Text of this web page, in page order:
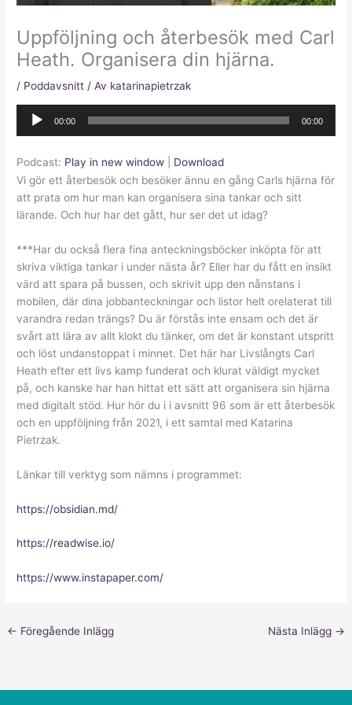
Uppföljning och återbesök med Carl
Heath. Organisera din hjärna.
/ Poddavsnitt / Av katarinapietrzak
Ljudspelare
00:00 00:00
Podcast: Play in new window
Download
Vi gör ett återbesök och besöker ännu en gång Carls hjärna för
att prata om hur man kan organisera sina tankar och sitt
lärande. Och hur har det gått, hur ser det ut idag?
***Har du också flera fina anteckningsböcker inköpta för att
skriva viktiga tankar i under nästa år? Eller har du fått en insikt
värd att spara på bussen, och skrivit upp den nånstans i
mobilen, där dina jobbanteckningar och listor helt orelaterat till
varandra redan trängs? Du är förstås inte ensam och det är
svårt att lära av allt klokt du tänker, om det är konstant utspritt
och löst undanstoppat i minnet. Det här har Livslångts Carl
Heath efter ett livs kamp funderat och klurat väldigt mycket
på, och kanske har han hittat ett sätt att organisera sin hjärna
med digitalt stöd. Hur hör du i i avsnitt 96 som är ett återbesök
och en uppföljning från 2021, i ett samtal med Katarina
Pietrzak.
Länkar till verktyg som nämns i programmet:
https://obsidian.md/
https://readwise.io/
https://www.instapaper.com/
← Föregående Inlägg Nästa Inlägg →